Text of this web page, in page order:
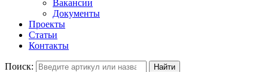
Вакансии
Документы
Проекты
Статьи
Контакты
Поиск: